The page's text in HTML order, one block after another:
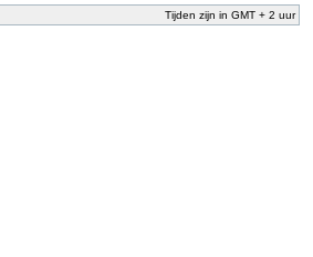
Tijden zijn in GMT + 2 uur